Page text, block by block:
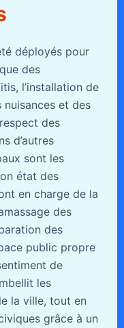
déployés pour
des
l’installation de
et des
des
d’autres
sont les
état des
en charge de la
des
des
public propre
de
les
la ville, tout en
grâce à un